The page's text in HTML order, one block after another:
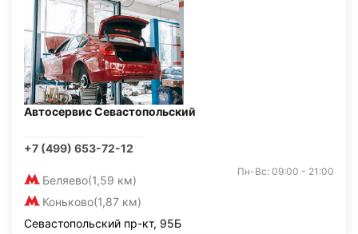
Автосервис Севастопольский
+7 (499) 653-72-12
Беляево(1,59 км)
Коньково(1,87 км)
Пн-Вс: 09:00 - 21:00
Севастопольский пр-кт, 95Б